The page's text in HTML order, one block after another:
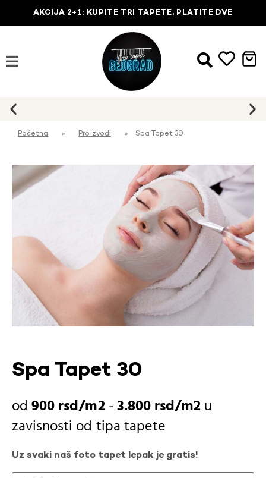
AKCIJA 2+1: KUPITE TRI TAPETE, PLATITE DVE
Početna » Proizvodi » Spa Tapet 30
Spa Tapet 30
900rsd -3.800rsd
u
zavisnosti od tipa tapete
Uz svaki naš foto tapet lepak je gratis!